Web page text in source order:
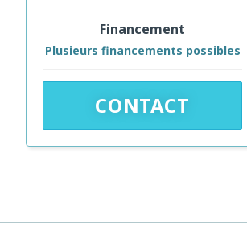
Financement
Plusieurs financements possibles
CONTACT